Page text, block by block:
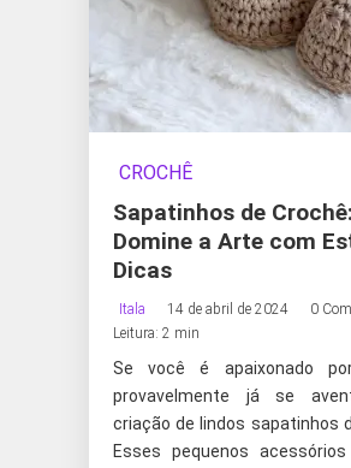
CROCHÊ
Sapatinhos de Crochê:
Domine a Arte com
Dicas
Itala 14 de abril de 2024
0
Leitura: 2 min
Se você é apaixonado
provavelmente já se
criação de lindos sapatinhos
Esses pequenos